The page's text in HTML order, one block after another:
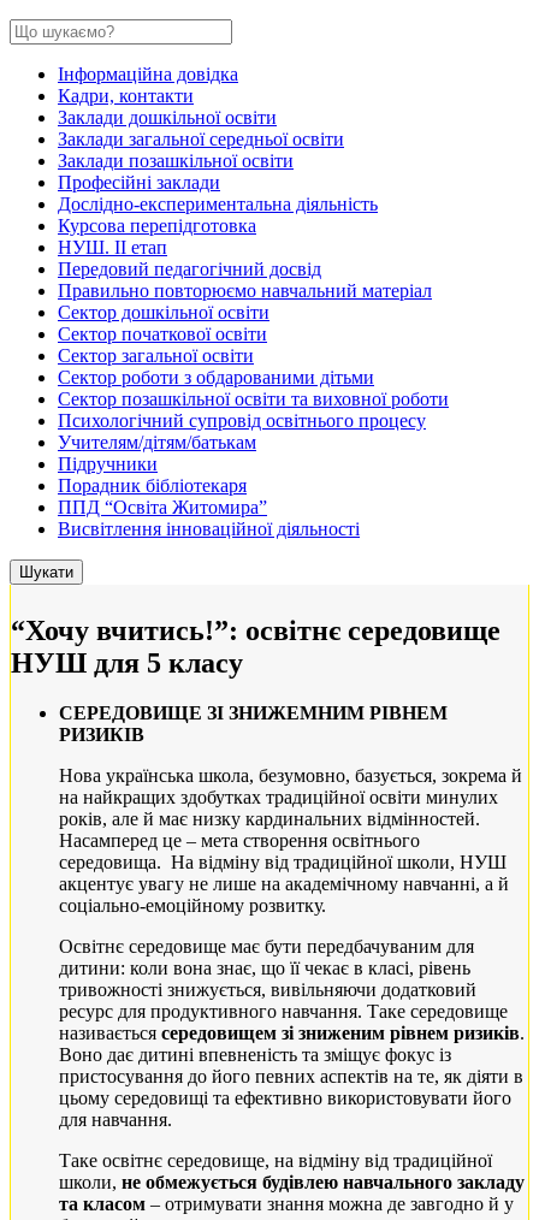
Інформаційна довідка
Кадри, контакти
Заклади дошкільної освіти
Заклади загальної середньої освіти
Заклади позашкільної освіти
Професійні заклади
Дослідно-експериментальна діяльність
Курсова перепідготовка
НУШ. ІІ етап
Передовий педагогічний досвід
Правильно повторюємо навчальний матеріал
Сектор дошкільної освіти
Сектор початкової освіти
Сектор загальної освіти
Сектор роботи з обдарованими дітьми
Сектор позашкільної освіти та виховної роботи
Психологічний супровід освітнього процесу
Учителям/дітям/батькам
Підручники
Порадник бібліотекаря
ППД “Освіта Житомира”
Висвітлення інноваційної діяльності
“Хочу вчитись!”: освітнє середовище
НУШ для 5 класу
СЕРЕДОВИЩЕ ЗІ ЗНИЖЕМНИМ РІВНЕМ
РИЗИКІВ
Нова українська школа, безумовно, базується, зокрема й
на найкращих здобутках традиційної освіти минулих
років, але й має низку кардинальних відмінностей.
Насамперед це – мета створення освітнього
середовища. На відміну від традиційної школи, НУШ
акцентує увагу не лише на академічному навчанні, а й
соціально-емоційному розвитку.
Освітнє середовище має бути передбачуваним для
дитини: коли вона знає, що її чекає в класі, рівень
тривожності знижується, вивільняючи додатковий
ресурс для продуктивного навчання. Таке середовище
називається середовищем зі зниженим рівнем ризиків.
Воно дає дитині впевненість та зміщує фокус із
пристосування до його певних аспектів на те, як діяти в
цьому середовищі та ефективно використовувати його
для навчання.
Таке освітнє середовище, на відміну від традиційної
школи, не обмежується будівлею навчального закладу
та класом – отримувати знання можна де завгодно й у